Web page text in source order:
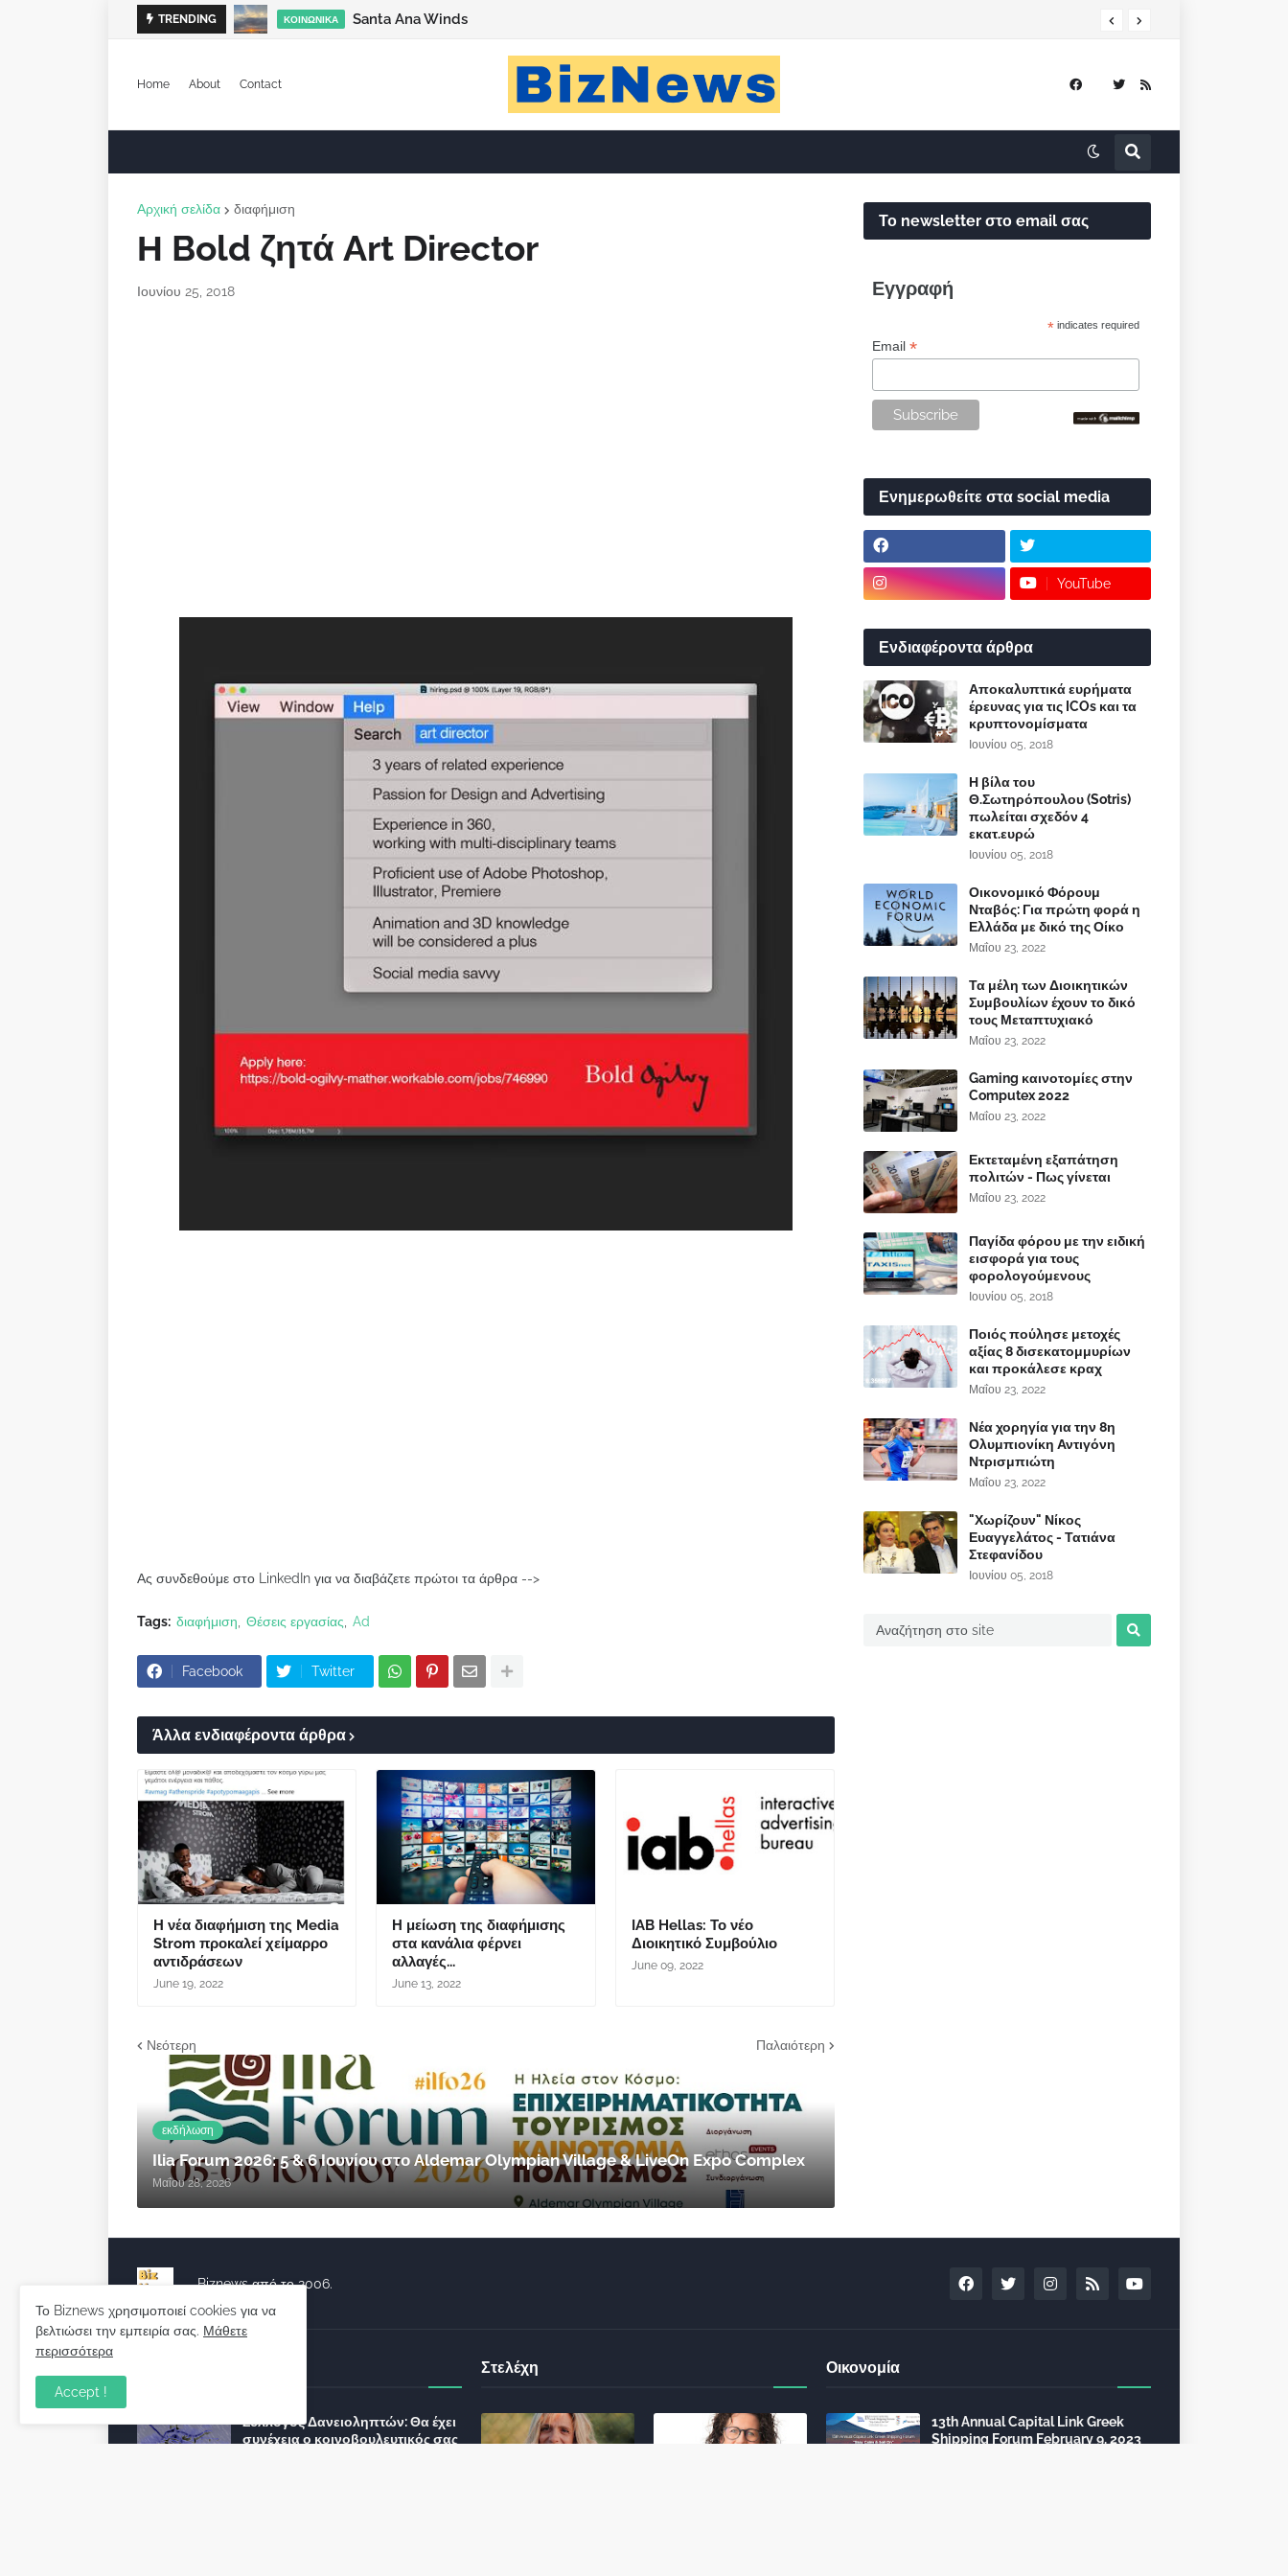
TRENDING ΚΟΙΝΩΝΙΚΆ Santa Ana Winds
Home About Contact
Αρχική σελίδα διαφήμιση
Η Bold ζητά Art Director
Ιουνίου 25, 2018
Ας συνδεθούμε στο LinkedIn για να διαβάζετε πρώτοι τα άρθρα -->
Tags: διαφήμιση Θέσεις εργασίας Ad
Facebook Twitter
Άλλα ενδιαφέροντα άρθρα
Η νέα διαφήμιση της Media
Strom προκαλεί χείμαρρο
αντιδράσεων
June 19, 2022
Η μείωση της διαφήμισης
στα κανάλια φέρνει
αλλαγές...
June 13, 2022
IAB Hellas: Το νέο
Διοικητικό Συμβούλιο
June 09, 2022
Νεότερη Παλαιότερη
εκδήλωση
Ilia Forum 2026: 5 & 6 Ιουνίου στο Aldemar Olympian Village & LiveOn Expo Complex
Μαΐου 28, 2026
Το newsletter στο email σας
Εγγραφή
* indicates required
Email *
Ενημερωθείτε στα social media
YouTube
Ενδιαφέροντα άρθρα
Αποκαλυπτικά ευρήματα
έρευνας για τις ICOs και τα
κρυπτονομίσματα
Ιουνίου 05, 2018
Η βίλα του
Θ.Σωτηρόπουλου (Sotris)
πωλείται σχεδόν 4
εκατ.ευρώ
Ιουνίου 05, 2018
Οικονομικό Φόρουμ
Νταβός: Για πρώτη φορά η
Ελλάδα με δικό της Οίκο
Μαΐου 23, 2022
Τα μέλη των Διοικητικών
Συμβουλίων έχουν το δικό
τους Μεταπτυχιακό
Μαΐου 23, 2022
Gaming καινοτομίες στην
Computex 2022
Μαΐου 23, 2022
Εκτεταμένη εξαπάτηση
πολιτών - Πως γίνεται
Μαΐου 23, 2022
Παγίδα φόρου με την ειδική
εισφορά για τους
φορολογούμενους
Ιουνίου 05, 2018
Ποιός πούλησε μετοχές
αξίας 8 δισεκατομμυρίων
και προκάλεσε κραχ
Μαΐου 23, 2022
Νέα χορηγία για την 8η
Ολυμπιονίκη Αντιγόνη
Ντρισμπιώτη
Μαΐου 23, 2022
"Χωρίζουν" Νίκος
Ευαγγελάτος - Τατιάνα
Στεφανίδου
Ιουνίου 05, 2018
Biznews από το 2006.
Σύλλογος Δανειοληπτών: Θα έχει
συνέχεια ο κοινοβουλευτικός σας
Στελέχη Οικονομία
13th Annual Capital Link Greek
Shipping Forum February 9, 2023
Το Biznews χρησιμοποιεί cookies για να
βελτιώσει την εμπειρία σας. Μάθετε
περισσότερα
Accept !